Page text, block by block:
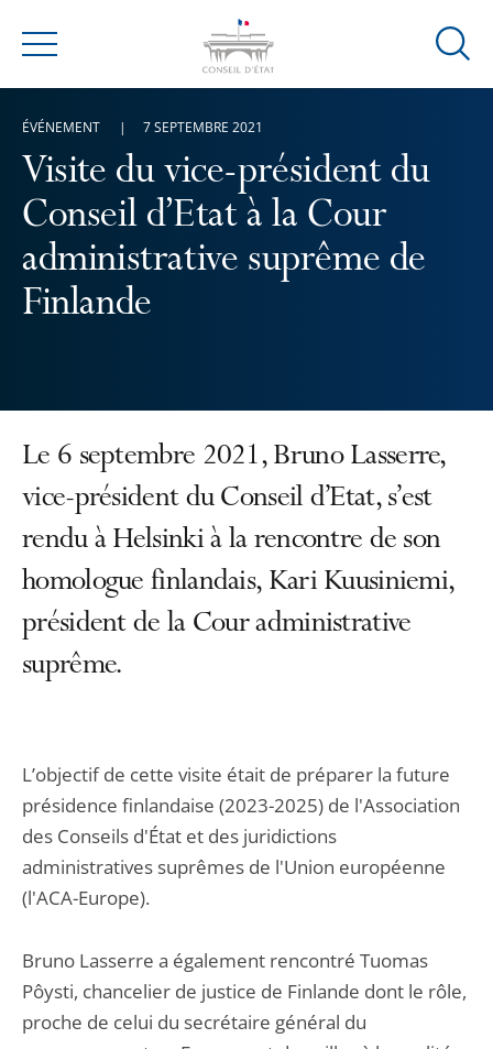
Menu
Ouvrir
Visite du vice-président du
Conseil d’Etat à la Cour
administrative suprême de
Finlande
ÉVÉNEMENT 7 SEPTEMBRE 2021
Le 6 septembre 2021, Bruno Lasserre,
vice-président du Conseil d’Etat, s’est
rendu à Helsinki à la rencontre de son
homologue finlandais, Kari Kuusiniemi,
président de la Cour administrative
suprême.
L’objectif de cette visite était de préparer la future
présidence finlandaise (2023-2025) de l'Association
des Conseils d'État et des juridictions
administratives suprêmes de l'Union européenne
(l'ACA-Europe).
Bruno Lasserre a également rencontré Tuomas
Pôysti, chancelier de justice de Finlande dont le rôle,
proche de celui du secrétaire général du